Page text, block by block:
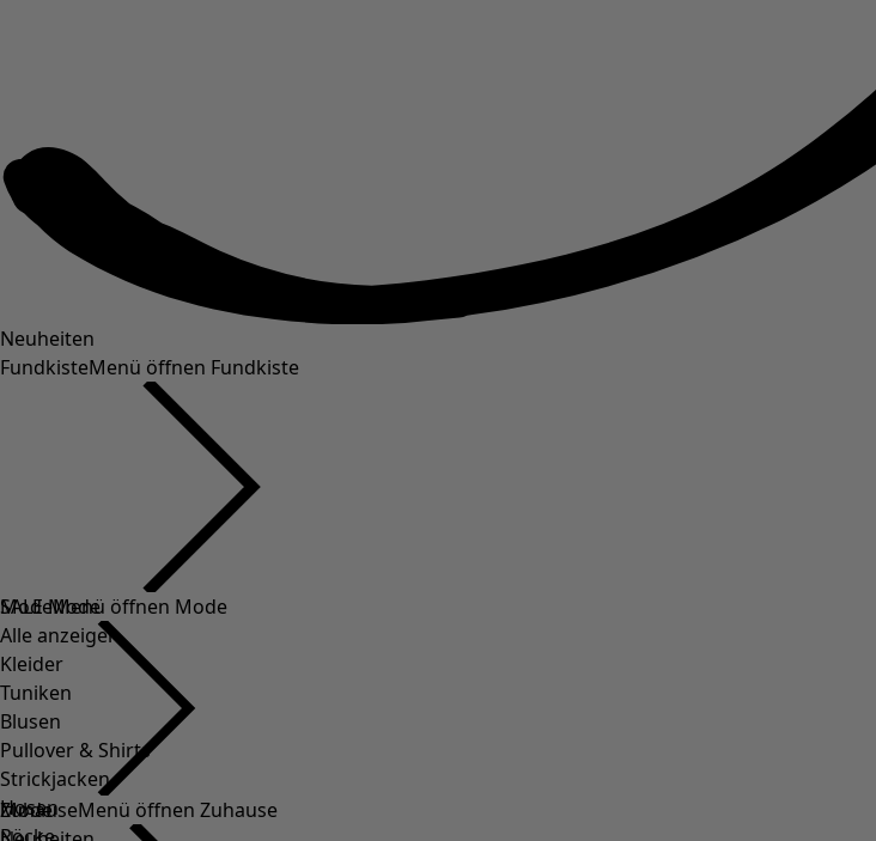
Neuheiten
FundkisteMenü öffnen Fundkiste
SALE Mode
Alle anzeigen
Kleider
Tuniken
Blusen
Pullover & Shirts
Strickjacken
Hosen
ModeMenü öffnen Mode
Mode
ZuhauseMenü öffnen Zuhause